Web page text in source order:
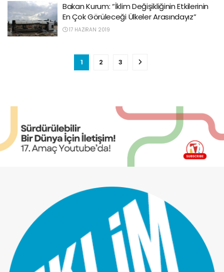
Bakan Kurum: “İklim Değişikliğinin Etkilerinin
En Çok Görüleceği Ülkeler Arasındayız”
17 HAZIRAN 2019
1 2 3